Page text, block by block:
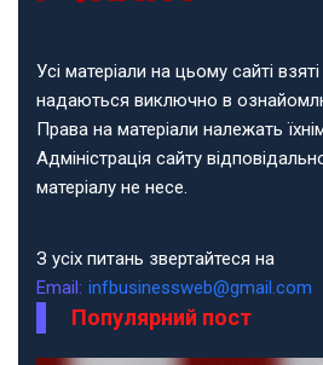
Усі матеріали на цьому сайті
надаються виключно в
Права на матеріали належать
Адміністрація сайту
матеріалу не несе.
З усіх питань звертайтеся на
Email: infbusinessweb@gmail.com
Популярний пост